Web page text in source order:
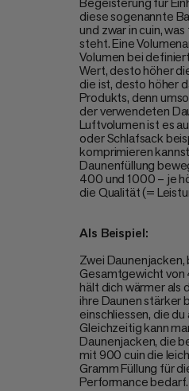
diese sogenannte
und zwar in cuin,
steht. Eine
Volumen bei
Wert, desto höher
die ist, desto höher
Produkts, denn
der verwendeten
Luftvolumen ist es
oder Schlafsack
komprimieren
Daunenfüllung
400 und 1000 – je
die Qualität (=
Als Beispiel:
Zwei Daunenjacken,
Gesamtgewicht von
hält dich wärmer als
ihre Daunen stärker
einschliessen, die
Gleichzeitig kann
Daunenjacken, die
mit 900 cuin die
Gramm Füllung für
Performance bedarf.